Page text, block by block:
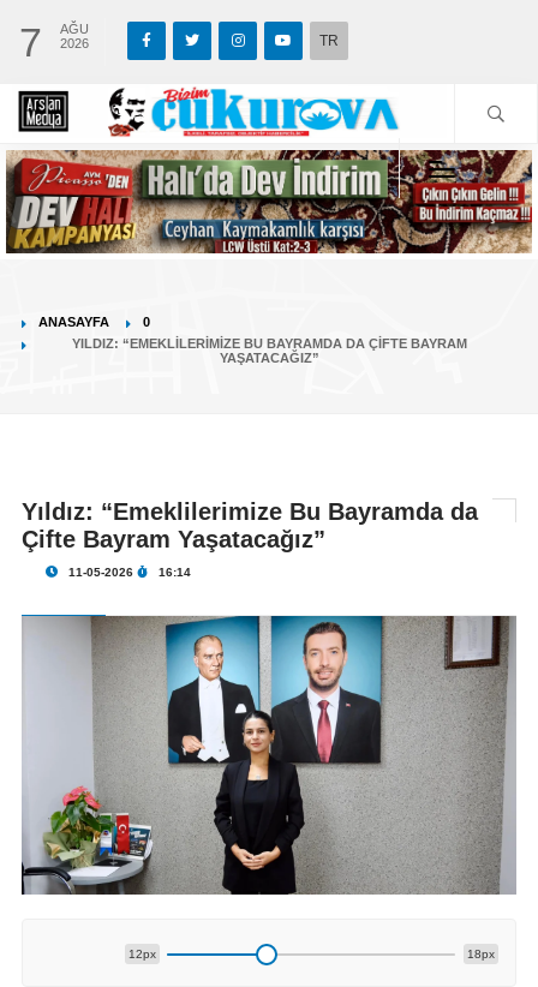
7
AĞU
2026
TR
ANASAYFA
0
YILDIZ: “EMEKLILERIMIZE BU BAYRAMDA DA ÇIFTE BAYRAM
YAŞATACAĞIZ”
Yıldız: “Emeklilerimize Bu Bayramda da
Çifte Bayram Yaşatacağız”
11-05-2026 16:14
12px 18px